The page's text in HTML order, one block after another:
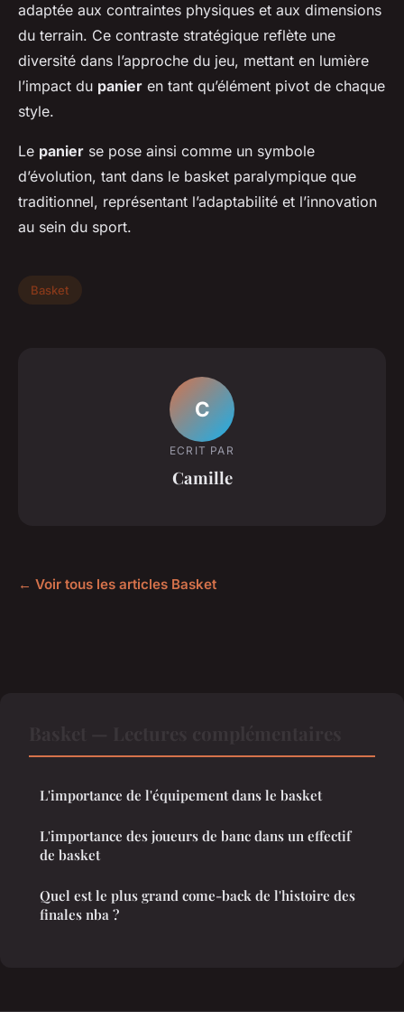
adaptée aux contraintes physiques et aux dimensions
du terrain. Ce contraste stratégique reflète une
diversité dans l’approche du jeu, mettant en lumière
l’impact du panier en tant qu’élément pivot de chaque
style.
Le panier se pose ainsi comme un symbole
d’évolution, tant dans le basket paralympique que
traditionnel, représentant l’adaptabilité et l’innovation
au sein du sport.
Basket
C
ECRIT PAR
Camille
← Voir tous les articles Basket
L'importance de l'équipement dans le basket
L'importance des joueurs de banc dans un effectif
de basket
Quel est le plus grand come-back de l'histoire des
finales nba ?